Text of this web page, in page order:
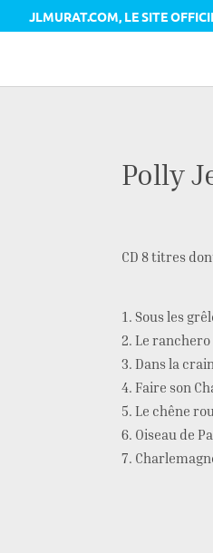
JLMURAT.COM, LE SITE
Polly
CD 8 titres
Sous les
Le ranchero
Dans la
Faire son
Le chêne
Oiseau de